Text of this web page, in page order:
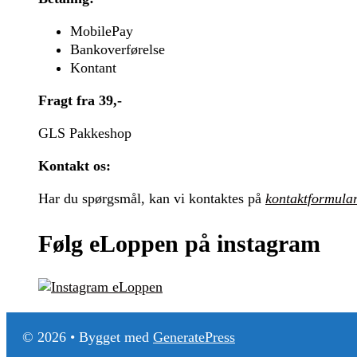
MobilePay
Bankoverførelse
Kontant
Fragt fra 39,-
GLS Pakkeshop
Kontakt os:
Har du spørgsmål, kan vi kontaktes på
Følg eLoppen på instagram
© 2026 • Bygget med GeneratePress